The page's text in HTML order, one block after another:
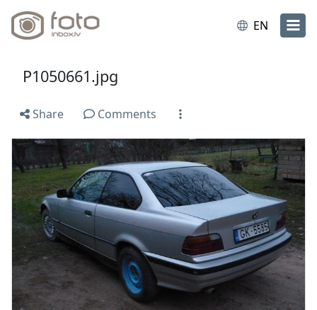
EN
P1050661.jpg
Share Comments